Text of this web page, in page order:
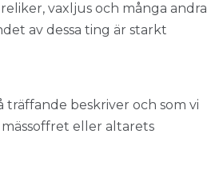
vaxljus och många andra
av dessa ting är starkt
träffande beskriver och som vi
eller altarets